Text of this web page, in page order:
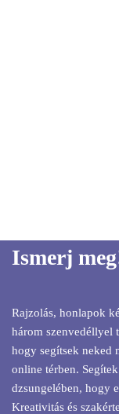
Ismerj
Rajzolás, honlapok
három szenvedéllyel
hogy segítsek neked
online térben.
dzsungelében, hogy
Kreativitás és